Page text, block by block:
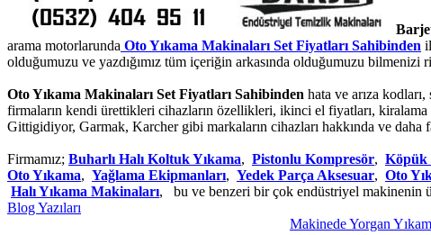
arama motorlarunda Oto Yıkama Makinaları Set Fiyatları Sahibinden
olduğumuzu ve yazdığımız tüm içeriğin arkasında olduğumuzu bilmenizi
Oto Yıkama Makinaları Set Fiyatları Sahibinden hata ve arıza
firmaların kendi ürettikleri cihazların özellikleri, ikinci el fiyatları, kiralama
Gittigidiyor, Garmak, Karcher gibi markaların cihazları hakkında ve daha
Firmamız; Buharlı Halı Koltuk Yıkama, Pistonlu Kompresör, Köpük
Oto Yıkama, Yağlama Ekipmanları, Yedek Parça Aksesuar, Oto
Halı Yıkama Makinaları, bu ve benzeri bir çok endüstriyel makinenin
Blog Yazıları
Makinede Yorgan Yıkama